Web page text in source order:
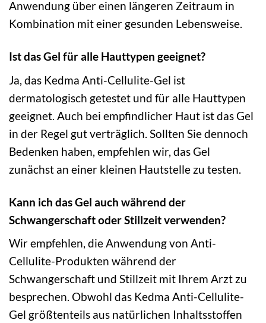
Anwendung über einen längeren Zeitraum in
Kombination mit einer gesunden Lebensweise.
Ist das Gel für alle Hauttypen geeignet?
Ja, das Kedma Anti-Cellulite-Gel ist
dermatologisch getestet und für alle Hauttypen
geeignet. Auch bei empfindlicher Haut ist das Gel
in der Regel gut verträglich. Sollten Sie dennoch
Bedenken haben, empfehlen wir, das Gel
zunächst an einer kleinen Hautstelle zu testen.
Kann ich das Gel auch während der
Schwangerschaft oder Stillzeit verwenden?
Wir empfehlen, die Anwendung von Anti-
Cellulite-Produkten während der
Schwangerschaft und Stillzeit mit Ihrem Arzt zu
besprechen. Obwohl das Kedma Anti-Cellulite-
Gel größtenteils aus natürlichen Inhaltsstoffen